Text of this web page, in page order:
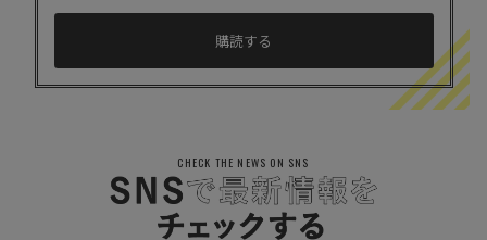
CHECK THE NEWS ON SNS